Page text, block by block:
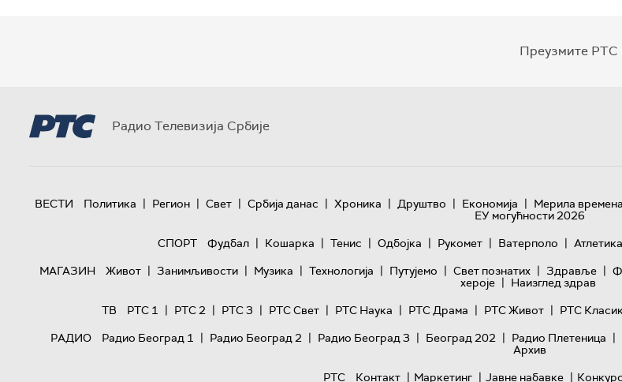
Преузмите РТС
Радио Телевизија Србије
ВЕСТИ Политика | Регион | Свет | Србија данас | Хроника | Друштво | Економија | Мерила времена
ЕУ могућности 2026
СПОРТ
Фудбал | Кошарка | Тенис | Одбојка | Рукомет | Ватерполо | Атлетика
МАГАЗИН
Живот | Занимљивости | Музика | Технологијa | Путујемо | Свет познатих | Здравље |
хероје | Наизглед здрав
ТВ
РТС 1 | РТС 2 | РТС 3 | РТС Свет | РТС Наука | РТС Драма | РТС Живот | РТС
РАДИО
Радио Београд 1 | Радио Београд 2 | Радио Београд 3 | Београд 202 | Радио Плетеница |
Архив
РТС
Контакт | Маркетинг | Јавне набавке |